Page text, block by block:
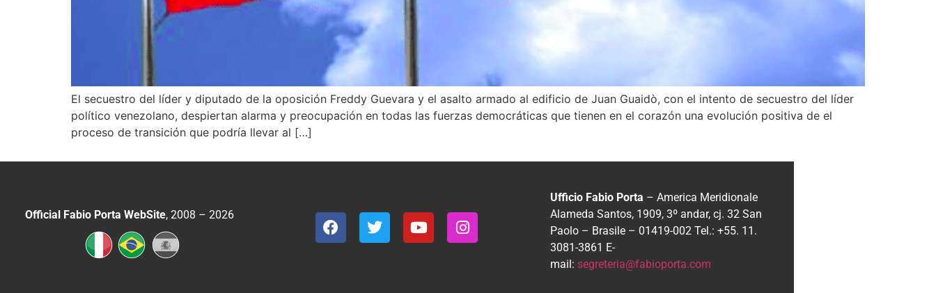
El secuestro del líder y diputado de la oposición Freddy Guevara y el asalto armado al edificio de Juan Guaidò, con el intento de secuestro del líder
político venezolano, despiertan alarma y preocupación en todas las fuerzas democráticas que tienen en el corazón una evolución positiva de el
proceso de transición que podría llevar al […]
Official Fabio Porta WebSite, 2008 – 2026
Ufficio Fabio Porta – America Meridionale
Alameda Santos, 1909, 3º andar, cj. 32 San
Paolo – Brasile – 01419-002 Tel.: +55. 11.
3081-3861 E-
mail: segreteria@fabioporta.com